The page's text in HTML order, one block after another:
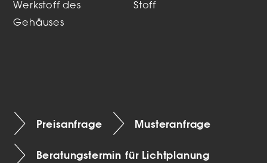
Werkstoff des
Gehäuses
Stoff
Preisanfrage Musteranfrage
Beratungstermin für Lichtplanung